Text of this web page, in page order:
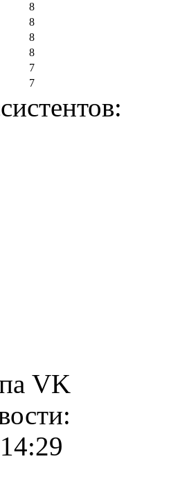
8
8
8
8
7
7
VK